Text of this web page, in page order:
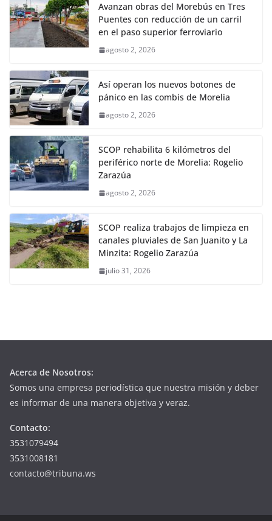
Avanzan obras del Morebús en Tres
Puentes con reducción de un carril
en el paso superior ferroviario
agosto 2, 2026
Así operan los nuevos botones de
pánico en las combis de Morelia
agosto 2, 2026
SCOP rehabilita 6 kilómetros del
periférico norte de Morelia: Rogelio
Zarazúa
agosto 2, 2026
SCOP realiza trabajos de limpieza en
canales pluviales de San Juanito y La
Minzita: Rogelio Zarazúa
julio 31, 2026
Acerca de Nosotros:
Somos una empresa periodística que nuestra misión y deber
es informar de una manera objetiva y veraz.
Contacto:
3531079494
3531008181
contacto@tribuna.ws